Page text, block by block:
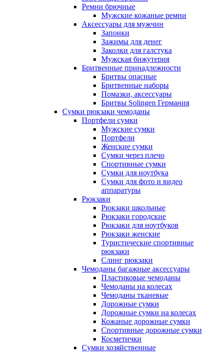
Ремни брючные
Мужские кожаные ремни
Аксессуары для мужчин
Запонки
Зажимы для денег
Заколки для галстука
Мужская бижутерия
Бритвенные принадлежности
Бритвы опасные
Бритвенные наборы
Помазки, аксессуары
Бритвы Solingen Германия
Сумки рюкзаки чемоданы
Портфели сумки
Мужские сумки
Портфели
Женские сумки
Сумки через плечо
Спортивные сумки
Сумки для ноутбука
Сумки для фото и видео
аппаратуры
Рюкзаки
Рюкзаки школьные
Рюкзаки городские
Рюкзаки для ноутбуков
Рюкзаки женские
Туристические спортивные
рюкзаки
Слинг рюкзаки
Чемоданы багажные аксессуары
Пластиковые чемоданы
Чемоданы на колесах
Чемоданы тканевые
Дорожные сумки
Дорожные сумки на колесах
Кожаные дорожные сумки
Спортивные дорожные сумки
Косметички
Сумки хозяйственные